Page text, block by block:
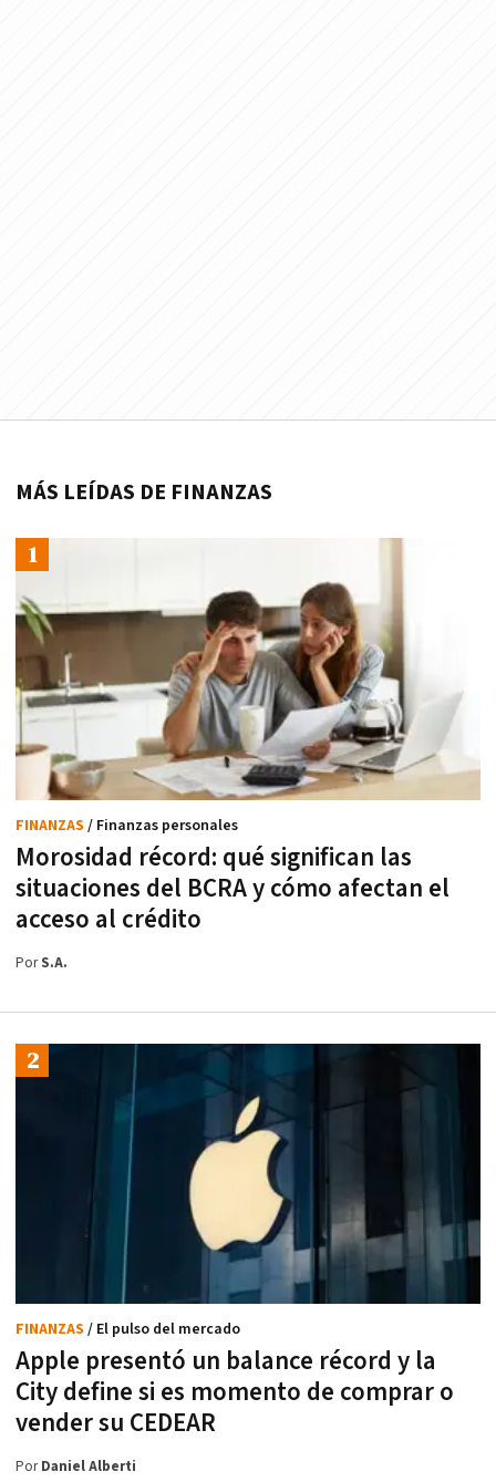
MÁS LEÍDAS DE FINANZAS
Morosidad récord: qué significan las
situaciones del BCRA y cómo afectan el
acceso al crédito
FINANZAS / Finanzas personales
PorS.A.
Apple presentó un balance récord y la
City define si es momento de comprar o
vender su CEDEAR
FINANZAS / El pulso del mercado
PorDaniel Alberti